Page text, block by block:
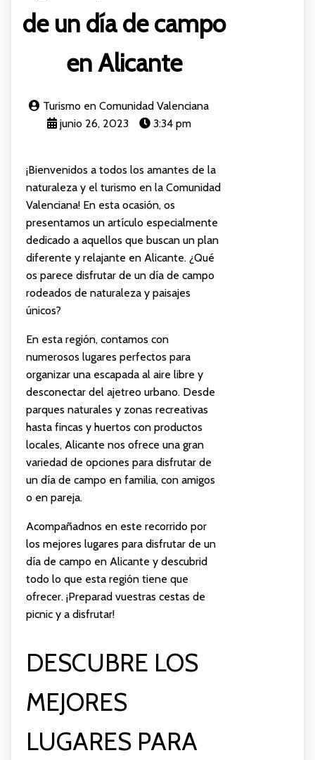
de un día de campo
en Alicante
Turismo en Comunidad Valenciana
junio 26, 2023
3:34 pm
¡Bienvenidos a todos los amantes de la
naturaleza y el turismo en la Comunidad
Valenciana! En esta ocasión, os
presentamos un artículo especialmente
dedicado a aquellos que buscan un plan
diferente y relajante en Alicante. ¿Qué
os parece disfrutar de un día de campo
rodeados de naturaleza y paisajes
únicos?
En esta región, contamos con
numerosos lugares perfectos para
organizar una escapada al aire libre y
desconectar del ajetreo urbano. Desde
parques naturales y zonas recreativas
hasta fincas y huertos con productos
locales, Alicante nos ofrece una gran
variedad de opciones para disfrutar de
un día de campo en familia, con amigos
o en pareja.
Acompañadnos en este recorrido por
los mejores lugares para disfrutar de un
día de campo en Alicante y descubrid
todo lo que esta región tiene que
ofrecer. ¡Preparad vuestras cestas de
picnic y a disfrutar!
DESCUBRE LOS
MEJORES
LUGARES PARA